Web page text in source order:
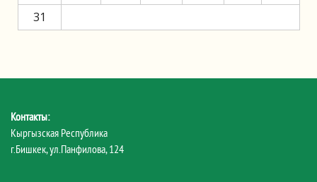
31
Контакты:
Кыргызская Республика
г.Бишкек, ул.Панфилова, 124